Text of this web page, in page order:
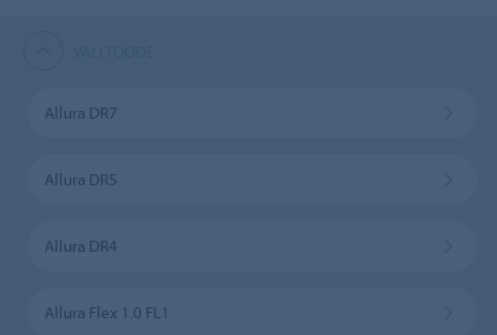
Allura DR7
Allura DR5
Allura DR4
Allura Flex 1.0 FL1